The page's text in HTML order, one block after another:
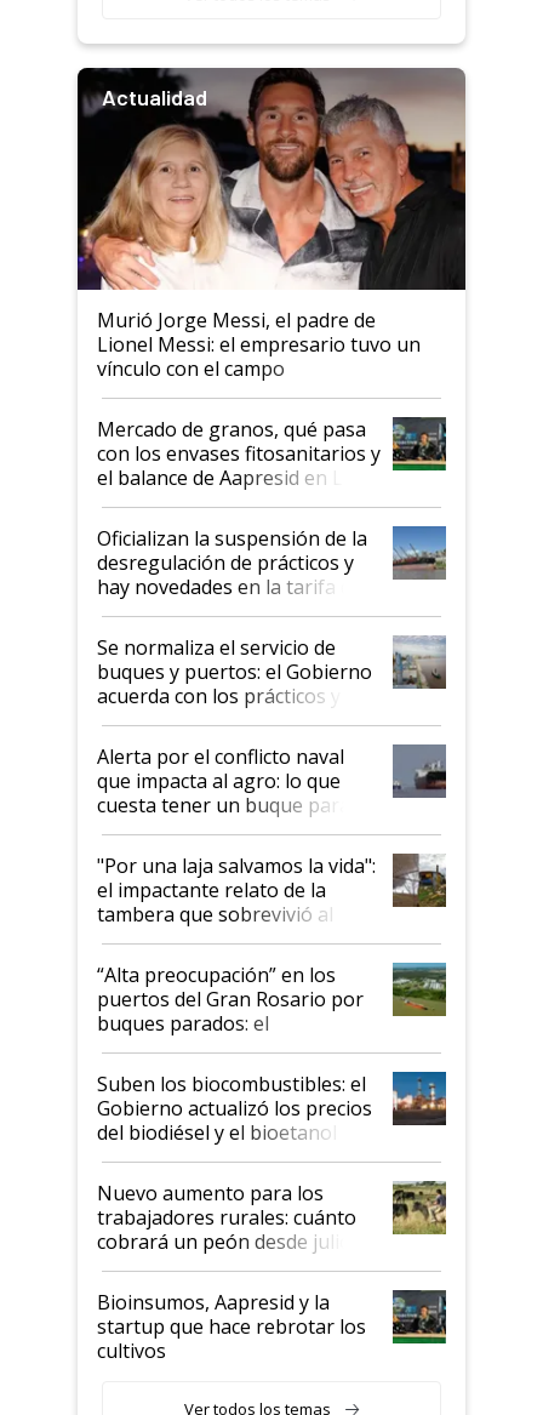
Actualidad
Murió Jorge Messi, el padre de
Lionel Messi: el empresario tuvo un
vínculo con el campo
Mercado de granos, qué pasa
con los envases fitosanitarios y
el balance de Aapresid en La
Posta
Oficializan la suspensión de la
desregulación de prácticos y
hay novedades en la tarifa de
la hidrovía
Se normaliza el servicio de
buques y puertos: el Gobierno
acuerda con los prácticos y
suspende el decreto de
desregulación
Alerta por el conflicto naval
que impacta al agro: lo que
cuesta tener un buque parado
y el peligro de que Argentina
pase a ser "país sucio"
"Por una laja salvamos la vida":
el impactante relato de la
tambera que sobrevivió al
tornado
“Alta preocupación” en los
puertos del Gran Rosario por
buques parados: el
funcionamiento de las
exportadoras en tensión tras
la medida de fuerza de los
prácticos
Suben los biocombustibles: el
Gobierno actualizó los precios
del biodiésel y el bioetanol
Nuevo aumento para los
trabajadores rurales: cuánto
cobrará un peón desde julio
Bioinsumos, Aapresid y la
startup que hace rebrotar los
cultivos
Ver todos los temas